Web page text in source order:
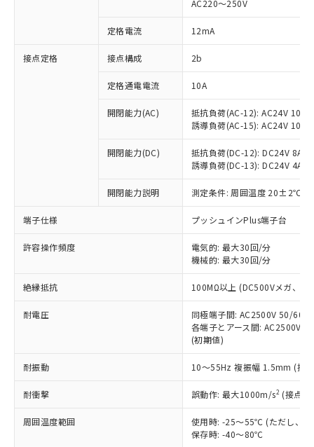
AC220～250V
定格電流 12mA
接点定格 接点構成 2b
定格通電電流 10A
開閉能力(AC)
抵抗負荷(AC-12): AC24V 10A/
誘導負荷(AC-15): AC24V
開閉能力(DC)
抵抗負荷(DC-12): DC24V 8A/
誘導負荷(DC-13): DC24V 4A/
開閉能力説明 測定条件: 周囲温度 20±2℃、
端子仕様 プッシュインPlus端子台
許容操作頻度
電気的: 最大30回/分
機械的: 最大30回/分
絶縁抵抗 100MΩ以上 (DC500Vメガ、点
耐電圧
同極端子間: AC2500V 50/
各端子とアース間: AC2500V
(初期値)
耐振動 10～55Hz 複振幅 1.5mm (接
耐衝撃 誤動作: 最大1000m/s2 (接点
周囲温度範囲
使用時: -25～55℃ (ただし、氷
保存時: -40～80℃
以下の条件をお読みいただき、同意のうえ
本サービスは、当社制御機器事業取扱
商品の当社在庫状況および標準価格
(税抜)を提供させていただくもので
本サービスの対象外となる商品もある
ことをご了承ください。
在庫状況および標準価格照会結果は、
記載している更新日時点での社内デー
タに基づき作成されるものであり、閲
覧された時点での実際の在庫および標
準価格とは異なる場合があることをご
正式な納期状況および標準価格はお客
ムロン制御機器販売店・当社販売員に
オムロン制御機器販売店や当社販売拠
販売ネットワーク
」をご確認
対応済み：EU RoHS指令（10物質）の
非含有に対応した製品が提供可能な商品で
対応予定：EU RoHS指令（10物質）の非含
有に対応した製品に切り替える予定のある
対応予定なし：EU RoHS指令（10物質）の
非含有に非対応の商品で、対応品を出す予
調査・確認中：EU RoHS指令（10物質）の
非含有の対応状況を調査中または確認中の
非該当品：ライセンス料など無形物で、有
害物質有無と関係のない商品です。
仕入先様の事情により、非含有部品として
いたものが、含有品と判明した場合などや
むを得ず変更することがあります。
鉛(Pb) 1000ppm以下、 水銀(Hg) 1000ppm以下、 カド
六価クロム(Cr(Ⅵ)) 1000ppm以下、ポリ臭化ビフェニル
類(PBB) 1000ppm以下、ポリ臭化ジフェニルエーテル類
(PBDE) 1000ppm以下、フタル酸ビス(2-エチルヘキシ
ル) (DEHP)(別名：DOP) 1000ppm以下、フタル酸ブチ
ルベンジル（BBP） 1000ppm以下、フタル酸ジブチル
（DBP） 1000ppm以下、フタル酸ジイソブチル
但し、RoHS指令で産業用監視および制御機器に対する
※1 中国RoHS○×表
「○」：最大均質材料含有率が中国RoHSの
基準値以下であることを示します。
「×」：最大均質材料含有率が中国RoHSの
基準値を超えていることを示します。
「－」：未確認です。当社販売部門へお問
*中国RoHS10物質の基準値 (GB/T26572)：
Pb(鉛) :1000ppm、 Hg(水銀) : 1000ppm、 Cd(カドミウ
Cr(Ⅵ)(六価クロム) : 1000ppm、 PBBs(ポリ臭化ビフェ
ニル類) : 1000ppm、 PBDEs(ポリ臭化ジフェニルエーテ
DBP(フタル酸ジブチル) : 1000ppm、 DIBP(フタル酸ジ
イソブチル) : 1000ppm、 BBP(フタル酸ブチルベンジ
※2 環境保護使用期限
当社は、これら貴社製品のうち、外国
為替および外国貿易法に定める商品
（以下｢規制貨物等」という）を輸出
または国外への提供する場合は、日本
国政府の輸出許可(または役務取引許
可)を取得するなどの必要な手続きを
当社は規制貨物を破棄する場合は、完
全に破砕するなど、違法に輸出されな
いよう必要な手段を講じます。
当社は貴社製品を、核兵器、ミサイ
ル、化学兵器、生物兵器またはその他
当社は、貴社製品を第三者に販売する
一定数以上の在庫あり
一定数には満たないが在庫あり
在庫なし(最新の在庫状況につ
いては、お客様のお取引先、ま
たはお客様担当のオムロン制御